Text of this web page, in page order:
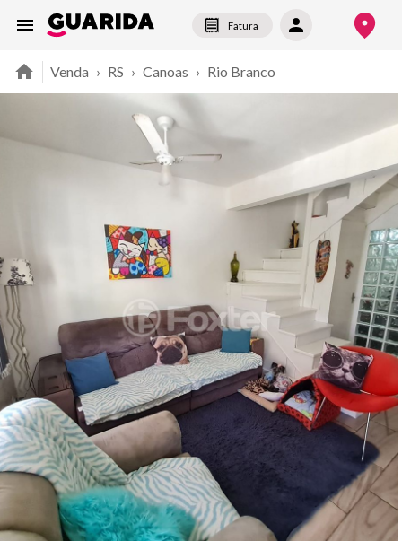
Fatura
Venda › RS › Canoas › Rio Branco